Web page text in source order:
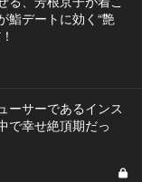
鮨デートに効く“艶
ーサーであるインス
で幸せ絶頂期だっ